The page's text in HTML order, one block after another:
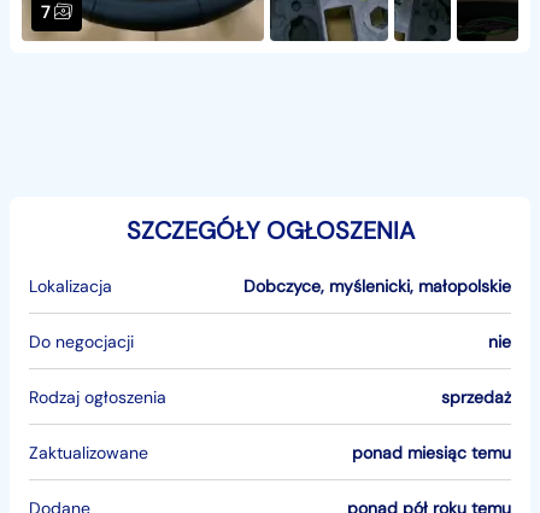
7
SZCZEGÓŁY OGŁOSZENIA
Lokalizacja Dobczyce, myślenicki, małopolskie
Do negocjacji nie
Rodzaj ogłoszenia sprzedaż
Zaktualizowane ponad miesiąc temu
Dodane ponad pół roku temu